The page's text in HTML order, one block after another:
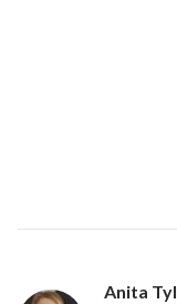
Anita Tyl